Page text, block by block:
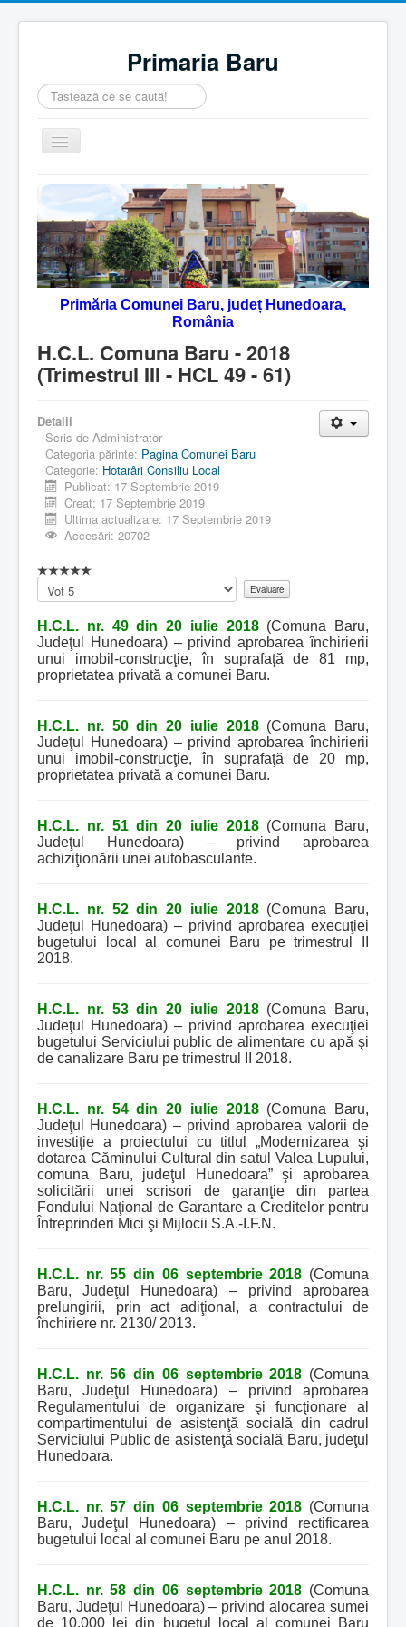
Primaria Baru
Căutare
...
Comută
navigarea
Home
Despre noi
Noutăţi
Contact
Servicii Online
Primăria Comunei Baru, județ Hunedoara,
România
H.C.L. Comuna Baru - 2018
(Trimestrul III - HCL 49 - 61)
Detalii
Scris de Administrator
Categoria părinte: Pagina Comunei Baru
Categorie: Hotarâri Consiliu Local
Publicat: 17 Septembrie 2019
Creat: 17 Septembrie 2019
Ultima actualizare: 17 Septembrie 2019
Accesări: 20702
Vă
rugăm
să
evaluați
H.C.L. nr. 49 din 20 iulie 2018(Comuna Baru,
Judeţul Hunedoara) – privind aprobarea închirierii
unui imobil-construcţie, în suprafaţă de 81 mp,
proprietatea privată a comunei Baru.
H.C.L. nr. 50 din 20 iulie 2018(Comuna Baru,
Judeţul Hunedoara) – privind aprobarea închirierii
unui imobil-construcţie, în suprafaţă de 20 mp,
proprietatea privată a comunei Baru.
H.C.L. nr. 51 din 20 iulie 2018(Comuna Baru,
Judeţul Hunedoara) – privind aprobarea
achiziţionării unei autobasculante.
H.C.L. nr. 52 din 20 iulie 2018(Comuna Baru,
Judeţul Hunedoara) – privind aprobarea execuţiei
bugetului local al comunei Baru pe trimestrul II
2018.
H.C.L. nr. 53 din 20 iulie 2018(Comuna Baru,
Judeţul Hunedoara) – privind aprobarea execuţiei
bugetului Serviciului public de alimentare cu apă şi
de canalizare Baru pe trimestrul II 2018.
H.C.L. nr. 54 din 20 iulie 2018(Comuna Baru,
Judeţul Hunedoara) – privind aprobarea valorii de
investiţie a proiectului cu titlul „Modernizarea şi
dotarea Căminului Cultural din satul Valea Lupului,
comuna Baru, judeţul Hunedoara” şi aprobarea
solicitării unei scrisori de garanţie din partea
Fondului Naţional de Garantare a Creditelor pentru
Întreprinderi Mici şi Mijlocii S.A.-I.F.N.
H.C.L. nr. 55 din 06 septembrie 2018 (Comuna
Baru, Judeţul Hunedoara) – privind aprobarea
prelungirii, prin act adiţional, a contractului de
închiriere nr. 2130/ 2013.
H.C.L. nr. 56 din 06 septembrie 2018 (Comuna
Baru, Judeţul Hunedoara) – privind aprobarea
Regulamentului de organizare şi funcţionare al
compartimentului de asistenţă socială din cadrul
Serviciului Public de asistenţă socială Baru, judeţul
Hunedoara.
H.C.L. nr. 57 din 06 septembrie 2018 (Comuna
Baru, Judeţul Hunedoara) – privind rectificarea
bugetului local al comunei Baru pe anul 2018.
H.C.L. nr. 58 din 06 septembrie 2018 (Comuna
Baru, Judeţul Hunedoara) – privind alocarea sumei
de 10.000 lei din bugetul local al comunei Baru